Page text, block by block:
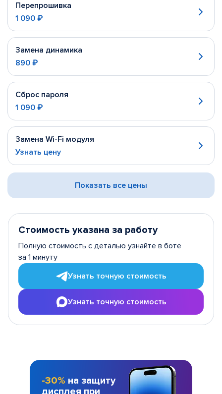
Перепрошивка
1 090 ₽
Замена динамика
890 ₽
Сброс пароля
1 090 ₽
Замена Wi-Fi модуля
Узнать цену
Показать все цены
Стоимость указана за работу
Полную стоимость с деталью узнайте в боте
за 1 минуту
Узнать точную стоимость
Узнать точную стоимость
-30% на защиту
дисплея при